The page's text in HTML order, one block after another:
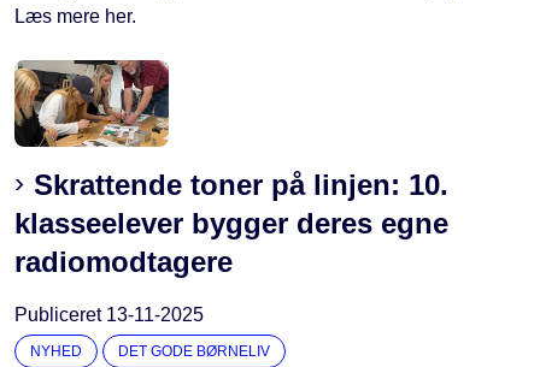
Læs mere her.
Skrattende toner på linjen: 10.
klasseelever bygger deres egne
radiomodtagere
Publiceret 13-11-2025
NYHED DET GODE BØRNELIV